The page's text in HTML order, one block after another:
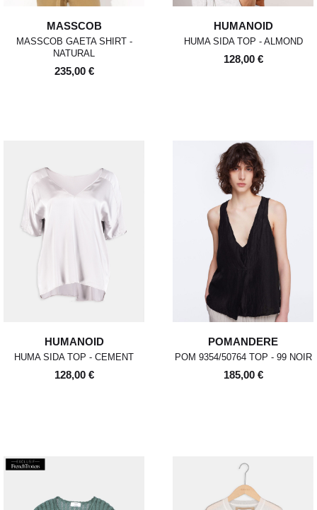
MASSCOB
MASSCOB GAETA SHIRT -
NATURAL
235,00 €
HUMANOID
HUMA SIDA TOP - ALMOND
128,00 €
HUMANOID
HUMA SIDA TOP - CEMENT
128,00 €
POMANDERE
POM 9354/50764 TOP - 99 NOIR
185,00 €